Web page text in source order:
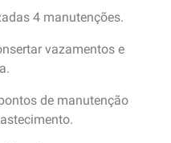
4 manutenções.
vazamentos e
de manutenção